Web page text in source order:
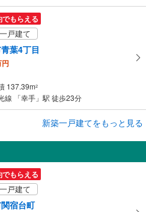
でもらえる
戸建て
葉4丁目
137.39m2
線 「幸手」駅 徒歩23分
147.97m2
線 「幸手」駅 徒歩25分
新築一戸建てをもっと見る
でもらえる
戸建て
宿台町